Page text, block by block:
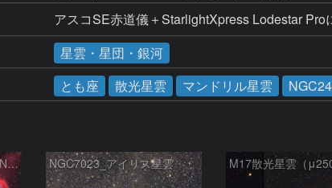
アスコSE赤道儀＋StarlightXpress Lodestar Pro
星雲・星団・銀河
とも座 散光星雲 マンドリル星雲
IC2944 Running Chicken Nebula NGC7023_アイリス星雲